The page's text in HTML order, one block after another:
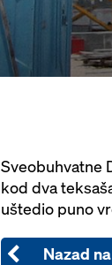
Sveobuhvatne
kod dva
uštedio puno
Nazad